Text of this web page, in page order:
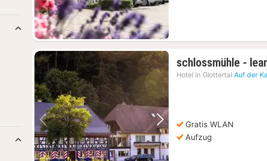
Vorheriges Bild Nächstes Bild
schlossmühle -
Hotel in Glottertal Auf der
Gratis WLAN
Aufzug